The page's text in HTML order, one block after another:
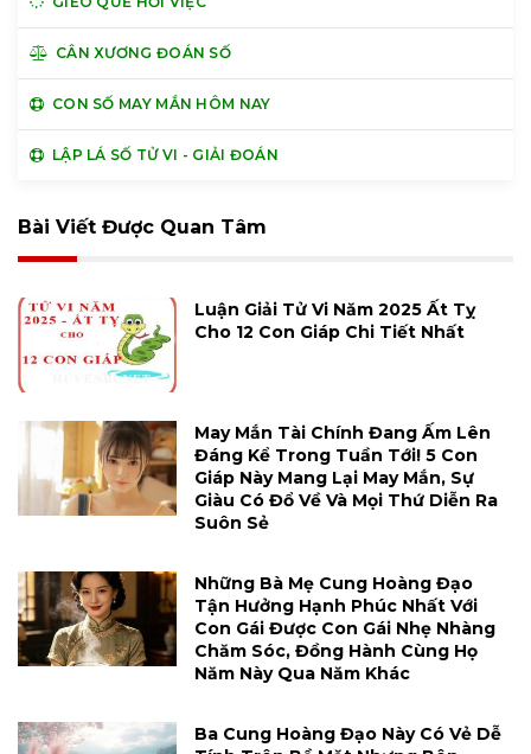
CÂN XƯƠNG ĐOÁN SỐ
CON SỐ MAY MẮN HÔM NAY
LẬP LÁ SỐ TỬ VI - GIẢI ĐOÁN
Bài Viết Được Quan Tâm
Luận Giải Tử Vi Năm 2025 Ất Tỵ
Cho 12 Con Giáp Chi Tiết Nhất
May Mắn Tài Chính Đang Ấm Lên
Đáng Kể Trong Tuần Tới! 5 Con
Giáp Này Mang Lại May Mắn, Sự
Giàu Có Đổ Về Và Mọi Thứ Diễn Ra
Suôn Sẻ
Những Bà Mẹ Cung Hoàng Đạo
Tận Hưởng Hạnh Phúc Nhất Với
Con Gái Được Con Gái Nhẹ Nhàng
Chăm Sóc, Đồng Hành Cùng Họ
Năm Này Qua Năm Khác
Ba Cung Hoàng Đạo Này Có Vẻ Dễ